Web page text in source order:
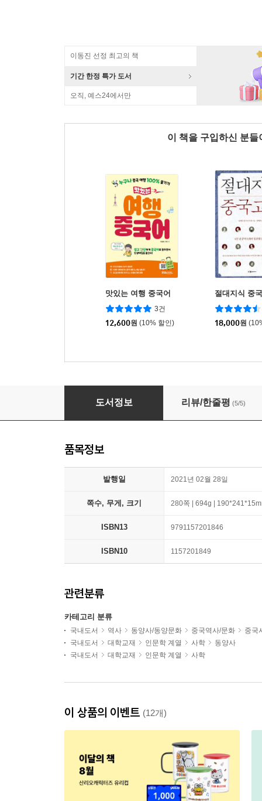
이동진 선정 최고의 책
기간 한정 특가 도서
오직, 예스24에서만
이 책을 구입하신 분
맛있는 여행 중국어
3건
12,600원 (10% 할인)
절대지식 중
18,000원
중국 인문지리 알기
도서정보 리뷰/한줄평 (5/5)
품목정보
발행일 2021년 02월 28일
쪽수, 무게, 크기 280쪽 | 694g |
ISBN13 9791157201846
ISBN10 1157201849
관련분류
카테고리 분류
국내도서 역사 동양사/동양문화 중국역사/문화
중국
국내도서
대학교재 인문학 계열 사학
동양사
국내도서
대학교재 인문학 계열 사학
이 상품의 이벤트 (12개)